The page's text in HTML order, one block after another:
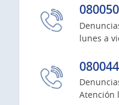
lunes a
Atención